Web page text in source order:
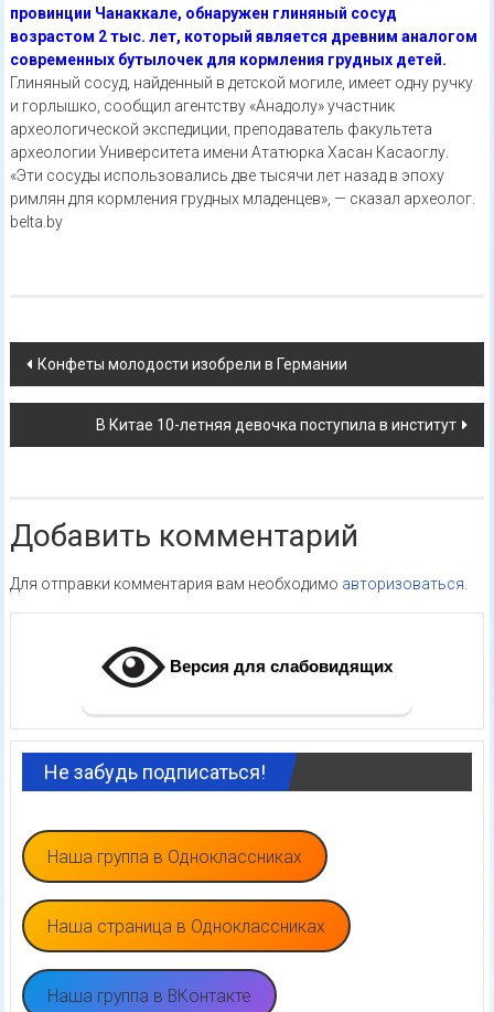
провинции Чанаккале, обнаружен глиняный сосуд
возрастом 2 тыс. лет, который является древним аналогом
современных бутылочек для кормления грудных детей.
Глиняный сосуд, найденный в детской могиле, имеет одну ручку
и горлышко, сообщил агентству «Анадолу» участник
археологической экспедиции, преподаватель факультета
археологии Университета имени Ататюрка Хасан Касаоглу.
«Эти сосуды использовались две тысячи лет назад в эпоху
римлян для кормления грудных младенцев», — сказал археолог.
belta.by
Навигация
по
записям
Конфеты молодости изобрели в Германии
В Китае 10-летняя девочка поступила в институт
Добавить комментарий
Для отправки комментария вам необходимо авторизоваться
Версия для слабовидящих
Не забудь подписаться!
Наша группа в Одноклассниках
Наша страница в Одноклассниках
Наша группа в ВКонтакте